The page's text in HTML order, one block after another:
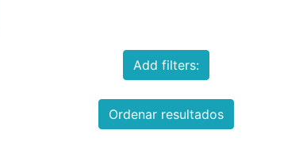
Add filters:
Ordenar resultados